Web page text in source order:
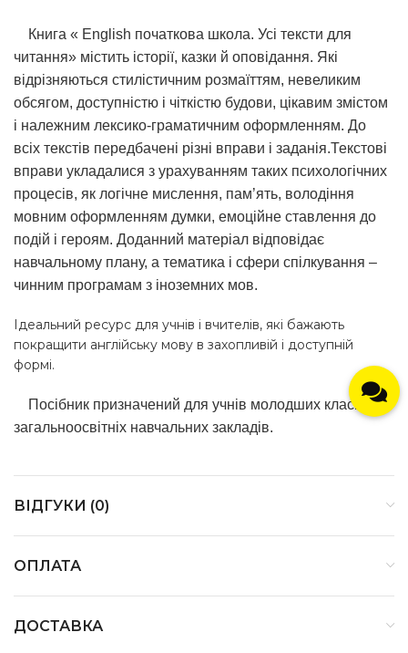
Книга « English початкова школа. Усі тексти для
читання» містить історії, казки й оповідання. Які
відрізняються стилістичним розмаїттям, невеликим
обсягом, доступністю і чіткістю будови, цікавим змістом
і належним лексико-граматичним оформленням. До
всіх текстів передбачені різні вправи і заданія.Текстові
вправи укладалися з урахуванням таких психологічних
процесів, як логічне мислення, пам’ять, володіння
мовним оформленням думки, емоційне ставлення до
подій і героям. Доданний матеріал відповідає
навчальному плану, а тематика і сфери спілкування –
чинним програмам з іноземних мов.
Ідеальний ресурс для учнів і вчителів, які бажають
покращити англійську мову в захопливій і доступній
формі.
Посібник призначений для учнів молодших класів
загальноосвітніх навчальних закладів.
ВІДГУКИ (0)
ОПЛАТА
ДОСТАВКА